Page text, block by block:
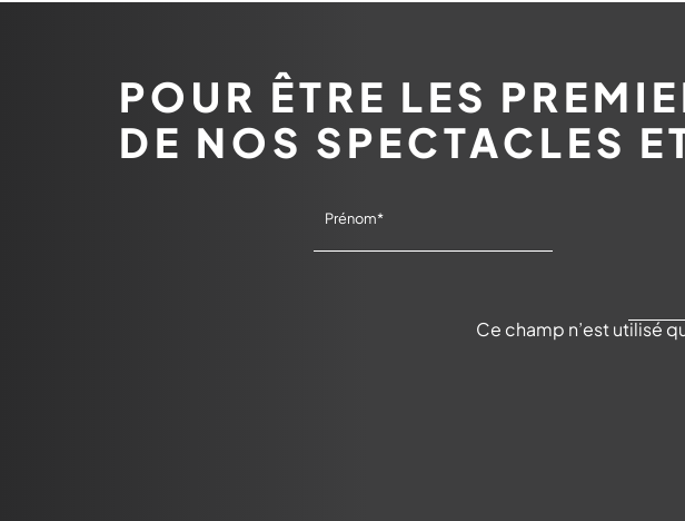
POUR ÊTRE LES
DE NOS SPECTACLES
Ce champ n’est utilisé